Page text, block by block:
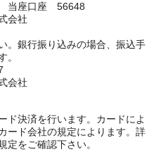
座口座 56648
会社
。銀行振り込みの場合、振込手
。
社
ド決済を行います。カードによ
ード会社の規定によります。詳
定をご確認下さい。